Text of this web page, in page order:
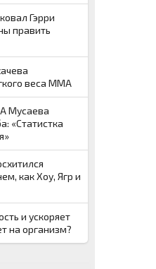
Гэрри
править
веса ММА
Мусаева
«Статистка
как Хоу, Ягр и
и ускоряет
на организм?